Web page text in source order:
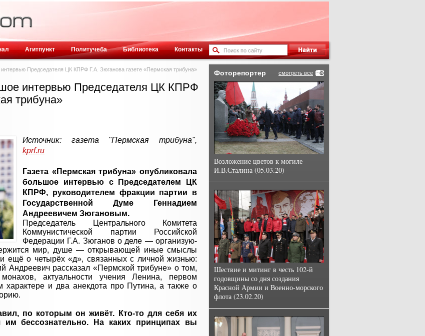
Агитпункт Политучеба Библиотека Контакты
Председателя ЦК КПРФ Г.А. Зюганова газете «Пермская трибуна»
интервью Председателя ЦК КПРФ
трибуна»
Источник: газета "Пермская трибуна",
kprf.ru
Газета «Пермская трибуна» опубликовала
большое интервью с Председателем ЦК
КПРФ, руководителем фракции партии в
Государственной Думе Геннадием
Андреевичем Зюгановым.
Председатель Центрально­го Комитета
Коммунисти­ческой партии Российской
Федерации Г.А. Зюганов о деле — организую­
мир, душе — откры­вающей иные смыслы
ещё о четырёх «д», связанных с личной жиз­нью:
Ан­дреевич рас­сказал «Перм­ской трибуне» о том,
ак­туальности учения Лени­на, первом
характере и два анекдо­та про Путина, а также о
по которым он живёт. Кто-то для себя их
им бессознательно. На каких принципах вы
смотреть все
Фоторепортер
Возложение цветов к могиле
И.В.Сталина (05.03.20)
Шествие и митинг в честь 102-й
годовщины со дня создания
Красной Армии и Военно-морского
флота (23.02.20)